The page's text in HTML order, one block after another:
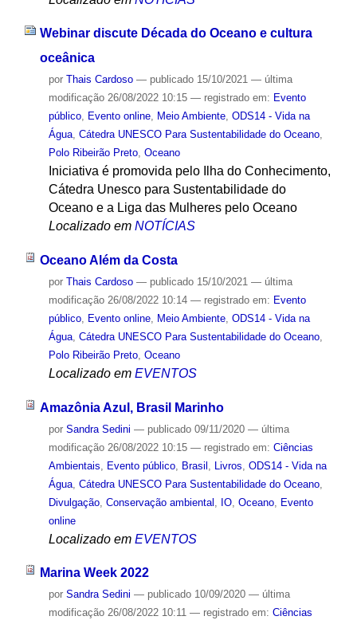
Webinar discute Década do Oceano e cultura
oceânica
por Thais Cardoso — publicado15/10/2021 — última
modificação26/08/2022 10:15 — registrado em: Evento
público, Evento online, Meio Ambiente, ODS14 - Vida na
Água, Cátedra UNESCO Para Sustentabilidade do Oceano,
Polo Ribeirão Preto, Oceano
Iniciativa é promovida pelo Ilha do Conhecimento,
Cátedra Unesco para Sustentabilidade do
Oceano e a Liga das Mulheres pelo Oceano
Localizado em NOTÍCIAS
Oceano Além da Costa
por Thais Cardoso — publicado15/10/2021 — última
modificação26/08/2022 10:14 — registrado em: Evento
público, Evento online, Meio Ambiente, ODS14 - Vida na
Água, Cátedra UNESCO Para Sustentabilidade do Oceano,
Polo Ribeirão Preto, Oceano
Localizado em EVENTOS
Amazônia Azul, Brasil Marinho
por Sandra Sedini — publicado09/11/2020 — última
modificação26/08/2022 10:15 — registrado em: Ciências
Ambientais
Evento público, Brasil Livros ODS14 - Vida na
Água, Cátedra UNESCO Para Sustentabilidade do Oceano,
Divulgação, Conservação ambiental IO, Oceano, Evento
online
Localizado em EVENTOS
Marina Week 2022
por Sandra Sedini — publicado10/09/2020 — última
modificação26/08/2022 10:11 — registrado em: Ciências